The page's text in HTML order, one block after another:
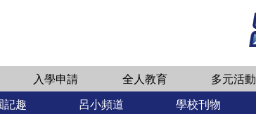
入學申請 全人教育 多元活動
記趣 呂小頻道 學校刊物